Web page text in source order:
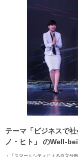
テーマ「ビジネスで
ノ・ヒト」 のWell-
・「スマートシティによる自立分